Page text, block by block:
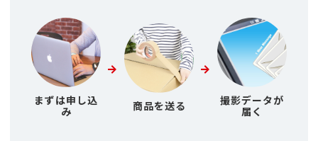
まずは申し込
み
商品を送る
撮影データが
届く